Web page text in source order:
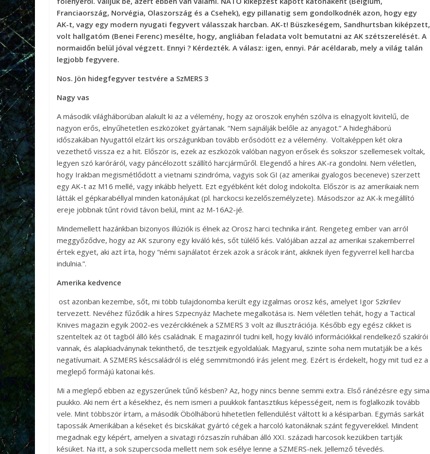
Franciaország, Norvégia, Olaszország és a Csehek), egy pillanatig sem gondolkodnék azon, hogy egy
AK-t, vagy egy modern nyugati fegyvert válasszak harcban. AK-t! Büszkeségem, Sandhurtsban kiképzett,
volt hallgatóm (Benei Ferenc) mesélte, hogy, angliában feladata volt bemutatni az AK szétszerelését. A
normaidőn belül jóval végzett. Ennyi ? Kérdezték. A válasz: igen, ennyi. Pár acéldarab, mely a világ talán
legjobb fegyvere.
Nos. Jön hidegfegyver testvére a SzMERS 3
Nagy vas
A második világháborúban alakult ki az a vélemény, hogy az oroszok enyhén szólva is elnagyolt kivitelű, de
nagyon erős, elnyűhetetlen eszközöket gyártanak. “Nem sajnálják belőle az anyagot.” A hidegháború
időszakában Nyugattól elzárt kis országunkban tovább erősödött ez a vélemény. Voltaképpen két okra
vezethető vissza ez a hit. Először is, ezek az eszközök valóban nagyon erősek és sokszor szellemesek voltak,
legyen szó karóráról, vagy páncélozott szállító harcjárműről. Elegendő a híres AK-ra gondolni. Nem véletlen,
hogy Irakban megismétlődött a vietnami szindróma, vagyis sok GI (az amerikai gyalogos beceneve) szerzett
egy AK-t az M16 mellé, vagy inkább helyett. Ezt egyébként két dolog indokolta. Először is az amerikaiak nem
látták el gépkarabéllyal minden katonájukat (pl. harckocsi kezelőszemélyzete). Másodszor az AK-k megállító
ereje jobbnak tűnt rövid távon belül, mint az M-16A2-jé.
Mindemellett hazánkban bizonyos illúziók is élnek az Orosz harci technika iránt. Rengeteg ember van arról
meggyőződve, hogy az AK szurony egy kiváló kés, sőt túlélő kés. Valójában azzal az amerikai szakemberrel
értek egyet, aki azt írta, hogy “némi sajnálatot érzek azok a srácok iránt, akiknek ilyen fegyverrel kell harcba
indulnia.”.
Amerika kedvence
ost azonban kezembe, sőt, mi több tulajdonomba került egy izgalmas orosz kés, amelyet Igor Szkrilev
tervezett. Nevéhez fűződik a híres Szpecnyáz Machete megalkotása is. Nem véletlen tehát, hogy a Tactical
Knives magazin egyik 2002-es vezércikkének a SZMERS 3 volt az illusztrációja. Később egy egész cikket is
szenteltek az öt tagból álló kés családnak. E magazinról tudni kell, hogy kiváló információkkal rendelkező szakírói
vannak, és alapkiadványnak tekinthető, de tesztjeik egyoldalúak. Magyarul, szinte soha nem mutatják be a kés
negatívumait. A SZMERS késcsaládról is elég semmitmondó írás jelent meg. Ezért is érdekelt, hogy mit tud ez a
meglepő formájú katonai kés.
Mi a meglepő ebben az egyszerűnek tűnő késben? Az, hogy nincs benne semmi extra. Első ránézésre egy sima
puukko. Aki nem ért a késekhez, és nem ismeri a puukkok fantasztikus képességeit, nem is foglalkozik tovább
vele. Mint többször írtam, a második Öbölháború hihetetlen fellendülést váltott ki a késiparban. Egymás sarkát
tapossák Amerikában a késeket és bicskákat gyártó cégek a harcoló katonáknak szánt fegyverekkel. Mindent
megadnak egy képért, amelyen a sivatagi rózsaszín ruhában álló XXI. századi harcosok kezükben tartják
késüket. Na itt, a sok szupercsoda mellett nem sok esélye lenne a SZMERS-nek. Jellemző tévedés.